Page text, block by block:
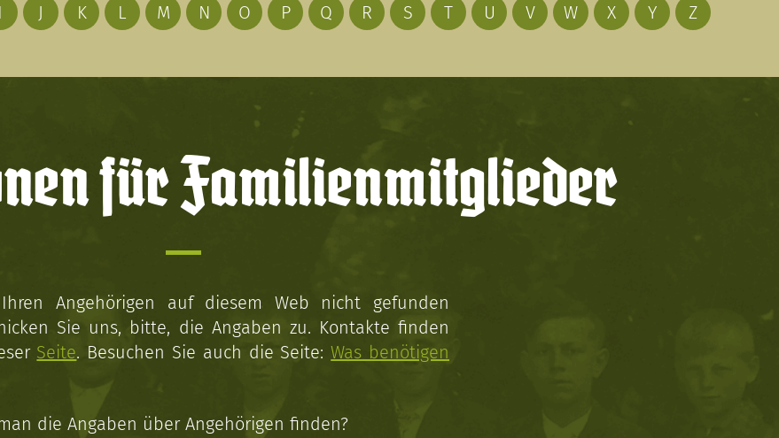
I J K L M N O P Q R S T U V W X Y Z
für Familienmitglieder
Angehörigen auf diesem Web nicht gefunden
Sie uns, bitte, die Angaben zu. Kontakte finden
Seite. Besuchen Sie auch die Seite:Was benötigen
die Angaben über Angehörigen finden?